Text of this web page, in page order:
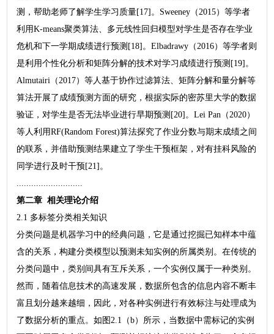
测，帮助老师了解学生学习质量[17]。Sweeney（2015）等学者
利用K-means聚类算法、多元线性回归模型对学生是否存在学业
危机和下一学期成绩进行预测[18]。Elbadrawy（2016）等学者则
是利用个性化分析和矩阵分解的技术对学习成绩进行预测[19]。
Almutairi（2017）等人基于协作过滤算法、矩阵分解和量分解等
算法开展了成绩预测方面的研究，根据实际的密苏里大学的数据
验证，对学生是否无法毕业进行早期预测[20]。Lei Pan（2020）
等人利用RF(Random Forest)算法探究了作业分数与期末成绩之间
的联系，并借助预测结果建立了学生干预框架，对有挂科风险的
同学进行及时干预[21]。
第二章 相关理论介绍
2.1 多标签分类相关知识
分类问题是机器学习中的经典问题，它是通过挖掘已知样本中蕴
含的关系，构建分类模型以预测未知实例的所属类别。在传统的
分类问题中，类别间具有互斥关系，一个实例仅属于一种类别。
然而，随着信息技术的高速发展，数据所包含的信息内容不断丰
富且划分越来越细，因此，对各种实例进行有效标注与处理成为
了数据分析的重点。如图2.1（b）所示，当数据中需标记的实例